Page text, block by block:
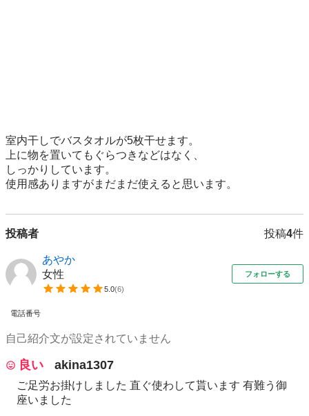
室内干しでバスタオルが5枚干せます。
上に物を置いてもぐらつきなどはなく、
しっかりしています。
使用感ありますがまだまだ使えると思います。
投稿者 投稿4件
あやか
女性
5.0(6)
フォローする
電話番号
自己紹介文が設定されていません
良い akina1307
ご足労お掛けしました 直ぐ使わして貰います 有難う御
座いました